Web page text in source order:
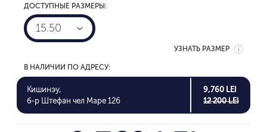
ДОСТУПНЫЕ РАЗМЕРЫ:
15.50
УЗНАТЬ РАЗМЕР
В НАЛИЧИИ ПО АДРЕСУ:
Кишинэу,
б-р Штефан чел Маре 126
9,760 LEI
12 200 LEI